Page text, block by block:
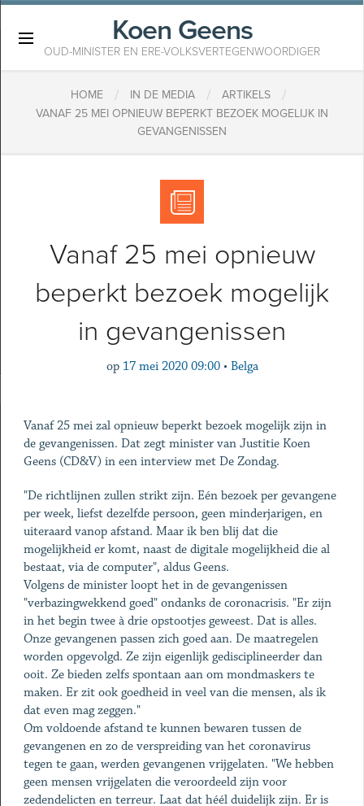
Koen Geens
OUD-MINISTER EN ERE-VOLKSVERTEGENWOORDIGER
HOME / IN DE MEDIA / ARTIKELS /
VANAF 25 MEI OPNIEUW BEPERKT BEZOEK MOGELIJK IN
GEVANGENISSEN
Vanaf 25 mei opnieuw
beperkt bezoek mogelijk
in gevangenissen
op 17 mei 2020 09:00 • Belga
Vanaf 25 mei zal opnieuw beperkt bezoek mogelijk zijn in
de gevangenissen. Dat zegt minister van Justitie Koen
Geens (CD&V) in een interview met De Zondag.
"De richtlijnen zullen strikt zijn. Eén bezoek per gevangene
per week, liefst dezelfde persoon, geen minderjarigen, en
uiteraard vanop afstand. Maar ik ben blij dat die
mogelijkheid er komt, naast de digitale mogelijkheid die al
bestaat, via de computer", aldus Geens.
Volgens de minister loopt het in de gevangenissen
"verbazingwekkend goed" ondanks de coronacrisis. "Er zijn
in het begin twee à drie opstootjes geweest. Dat is alles.
Onze gevangenen passen zich goed aan. De maatregelen
worden opgevolgd. Ze zijn eigenlijk gedisciplineerder dan
ooit. Ze bieden zelfs spontaan aan om mondmaskers te
maken. Er zit ook goedheid in veel van die mensen, als ik
dat even mag zeggen."
Om voldoende afstand te kunnen bewaren tussen de
gevangenen en zo de verspreiding van het coronavirus
tegen te gaan, werden gevangenen vrijgelaten. "We hebben
geen mensen vrijgelaten die veroordeeld zijn voor
zedendelicten en terreur. Laat dat héél duidelijk zijn. Er is